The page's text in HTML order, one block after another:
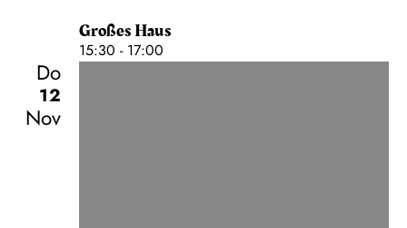
Großes Haus
15:30 - 17:00
Do
12
Nov